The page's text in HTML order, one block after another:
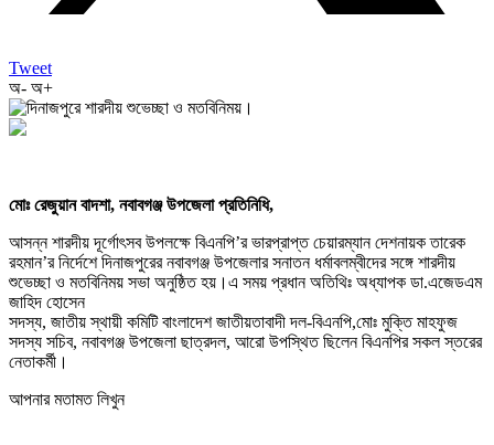
Tweet
অ- অ+
মোঃ রেজুয়ান বাদশা, নবাবগঞ্জ উপজেলা প্রতিনিধি,
আসন্ন শারদীয় দূর্গোৎসব উপলক্ষে বিএনপি’র ভারপ্রাপ্ত চেয়ারম্যান দেশনায়ক তারেক
রহমান’র নির্দেশে দিনাজপুরের নবাবগঞ্জ উপজেলার সনাতন ধর্মাবলম্বীদের সঙ্গে শারদীয়
শুভেচ্ছা ও মতবিনিময় সভা অনুষ্ঠিত হয়।এ সময় প্রধান অতিথিঃ অধ্যাপক ডা.এজেডএম
জাহিদ হোসেন
সদস্য, জাতীয় স্থায়ী কমিটি বাংলাদেশ জাতীয়তাবাদী দল-বিএনপি,মোঃ মুক্তি মাহফুজ
সদস্য সচিব, নবাবগঞ্জ উপজেলা ছাত্রদল, আরো উপস্থিত ছিলেন বিএনপির সকল স্তরের
নেতাকর্মী।
আপনার মতামত লিখুন